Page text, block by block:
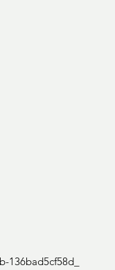
136bad5cf58d_